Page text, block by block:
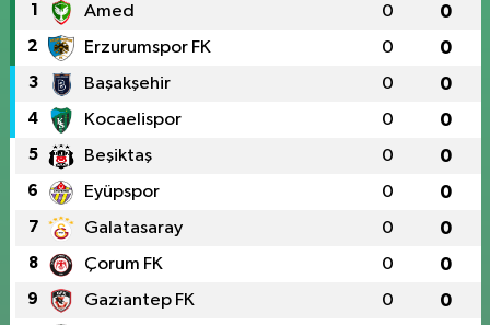
1 Amed 0 0
2 Erzurumspor FK 0 0
3 Başakşehir 0 0
4 Kocaelispor 0 0
5 Beşiktaş 0 0
6 Eyüpspor 0 0
7 Galatasaray 0 0
8 Çorum FK 0 0
9 Gaziantep FK 0 0